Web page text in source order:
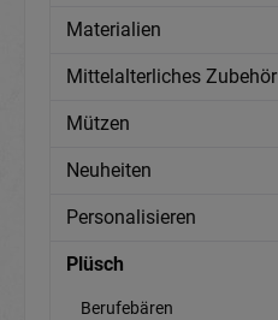
Materialien
Mittelalterliches Zubehör
Mützen
Neuheiten
Personalisieren
Plüsch
Berufebären